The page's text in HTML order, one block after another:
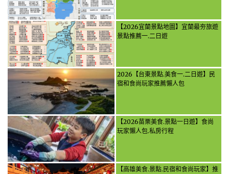
【2026宜蘭景點地圖】宜蘭最夯旅遊
景點推薦一.二日遊
2026【台東景點.美食一.二日遊】民
宿和食尚玩家推薦懶人包
【2026苗栗美食.景點一日遊】食尚
玩家懶人包.私房行程
【高雄美食.景點.民宿和食尚玩家】推